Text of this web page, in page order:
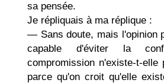
sa pensée.
Je répliquais à ma réplique :
— Sans doute, mais l'opinion
capable d'éviter la
compromission n'existe-t-elle
parce qu'on croit qu'elle